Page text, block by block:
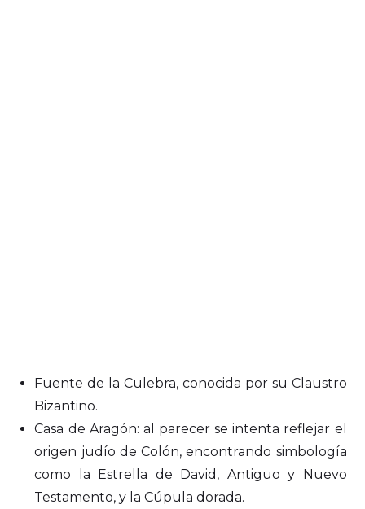
Fuente de la Culebra, conocida por su Claustro
Bizantino.
Casa de Aragón: al parecer se intenta reflejar el
origen judío de Colón, encontrando simbología
como la Estrella de David, Antiguo y Nuevo
Testamento, y la Cúpula dorada.